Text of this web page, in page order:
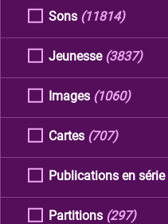
Sons (11814)
Jeunesse (3837)
Images (1060)
Cartes (707)
Publications en série
Partitions (297)